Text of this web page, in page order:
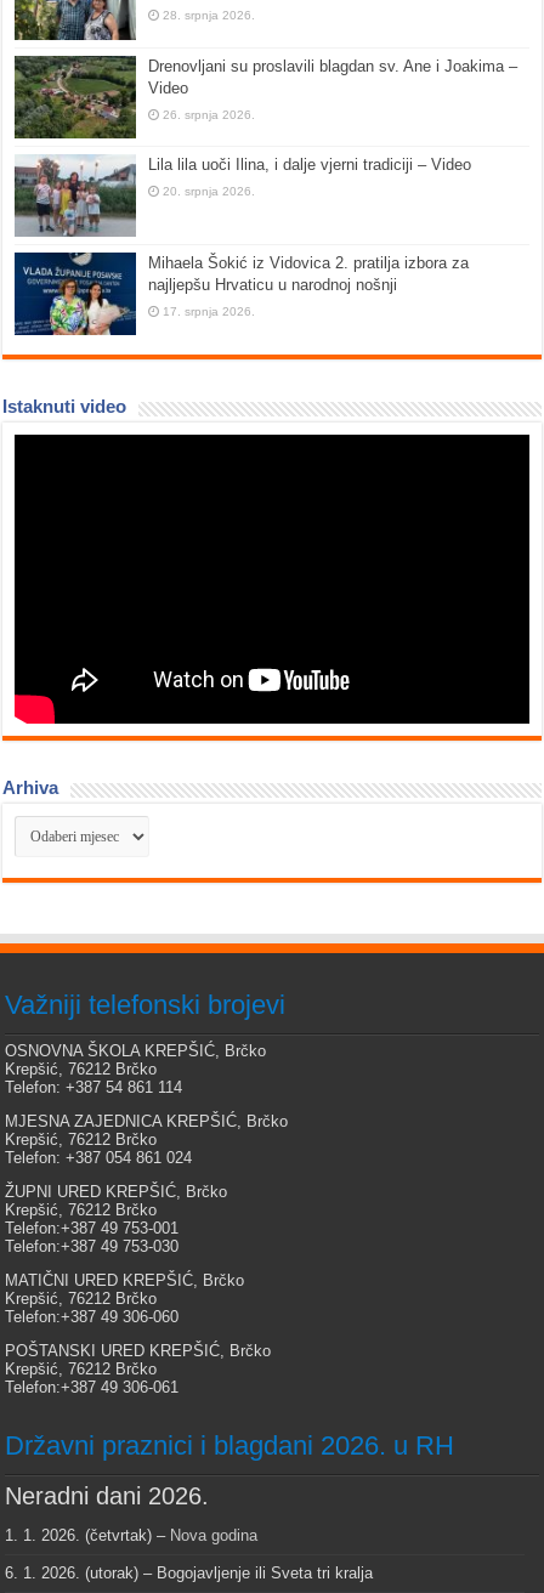
28. srpnja 2026.
Drenovljani su proslavili blagdan sv. Ane i Joakima –
Video
26. srpnja 2026.
Lila lila uoči Ilina, i dalje vjerni tradiciji – Video
20. srpnja 2026.
Mihaela Šokić iz Vidovica 2. pratilja izbora za
najljepšu Hrvaticu u narodnoj nošnji
17. srpnja 2026.
Istaknuti video
Arhiva
Arhiva
Važniji telefonski brojevi
OSNOVNA ŠKOLA KREPŠIĆ, Brčko
Krepšić, 76212 Brčko
Telefon: +387 54 861 114
MJESNA ZAJEDNICA KREPŠIĆ, Brčko
Krepšić, 76212 Brčko
Telefon: +387 054 861 024
ŽUPNI URED KREPŠIĆ, Brčko
Krepšić, 76212 Brčko
Telefon:+387 49 753-001
Telefon:+387 49 753-030
MATIČNI URED KREPŠIĆ, Brčko
Krepšić, 76212 Brčko
Telefon:+387 49 306-060
POŠTANSKI URED KREPŠIĆ, Brčko
Krepšić, 76212 Brčko
Telefon:+387 49 306-061
Državni praznici i blagdani 2026. u RH
Neradni dani 2026.
1. 1. 2026. (četvrtak) – Nova godina
6. 1. 2026. (utorak) – Bogojavljenje ili Sveta tri kralja